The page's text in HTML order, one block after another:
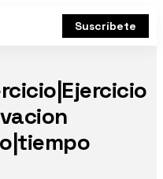
Suscríbete